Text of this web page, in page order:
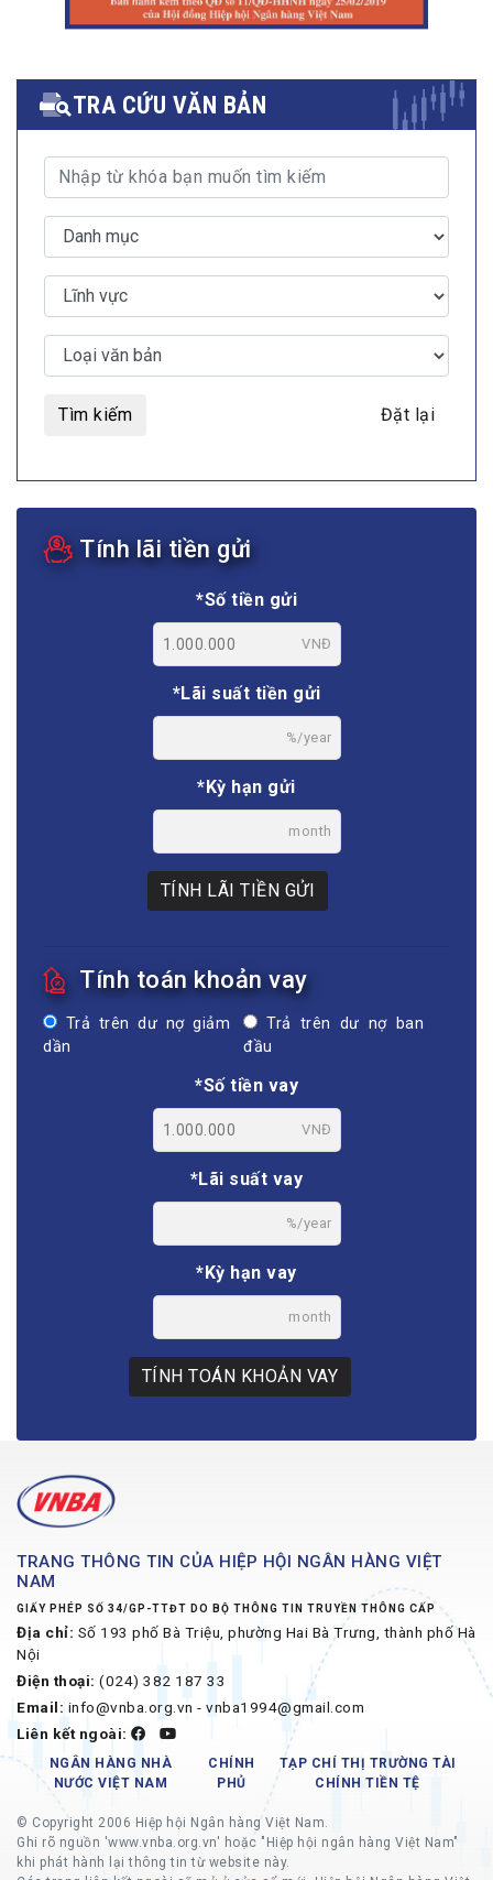
TRA CỨU VĂN BẢN
Tìm kiếm Đặt lại
Tính lãi tiền gửi
*Số tiền gửi
VNĐ
*Lãi suất tiền gửi
%/year
*Kỳ hạn gửi
month
TÍNH LÃI TIỀN GỬI
Tính toán khoản vay
Trả trên dư nợ giảm
dần
Trả trên dư nợ ban
đầu
*Số tiền vay
VNĐ
*Lãi suất vay
%/year
*Kỳ hạn vay
month
TÍNH TOÁN KHOẢN VAY
TRANG THÔNG TIN CỦA HIỆP HỘI NGÂN HÀNG VIỆT
NAM
GIẤY PHÉP SỐ 34/GP-TTĐT DO BỘ THÔNG TIN TRUYỀN THÔNG CẤP
Địa chỉ: Số 193 phố Bà Triệu, phường Hai Bà Trưng, thành phố Hà
Nội
Điện thoại: (024) 382 187 33
Email: info@vnba.org.vn - vnba1994@gmail.com
Liên kết ngoài:
NGÂN HÀNG NHÀ
NƯỚC VIỆT NAM
CHÍNH
PHỦ
TẠP CHÍ THỊ TRƯỜNG TÀI
CHÍNH TIỀN TỆ
© Copyright 2006 Hiệp hội Ngân hàng Việt Nam.
Ghi rõ nguồn 'www.vnba.org.vn' hoặc "Hiệp hội ngân hàng Việt Nam"
khi phát hành lại thông tin từ website này.